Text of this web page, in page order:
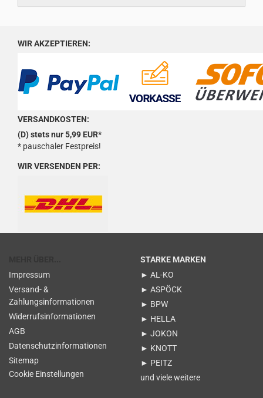
WIR AKZEPTIEREN:
VERSANDKOSTEN:
(D) stets nur 5,99 EUR*
* pauschaler Festpreis!
WIR VERSENDEN PER:
Impressum
Versand- &
Zahlungsinformationen
Widerrufsinformationen
AGB
Datenschutzinformationen
Sitemap
Cookie Einstellungen
STARKE MARKEN
► AL-KO
► ASPÖCK
► BPW
► HELLA
► JOKON
► KNOTT
► PEITZ
und viele weitere